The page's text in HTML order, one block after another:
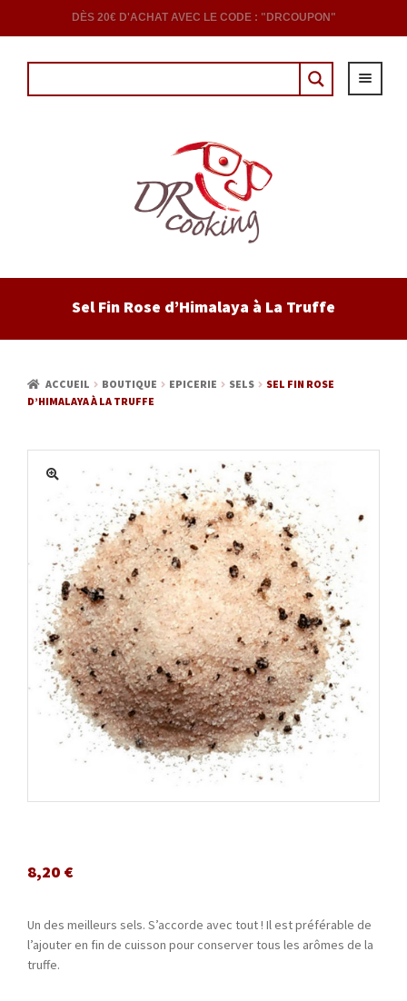
DÈS 20€ D'ACHAT AVEC LE CODE : "DRCOUPON"
ACCUEIL
CAVE
ACTUALITÉS
PROMOTIONS
MON COMPTE
Sel Fin Rose d’Himalaya à La Truffe
ACCUEIL BOUTIQUE EPICERIE SELS
SEL FIN ROSE
D’HIMALAYA À LA TRUFFE
8,20 €
Un des meilleurs sels. S’accorde avec tout ! Il est préférable de
l’ajouter en fin de cuisson pour conserver tous les arômes de la
truffe.